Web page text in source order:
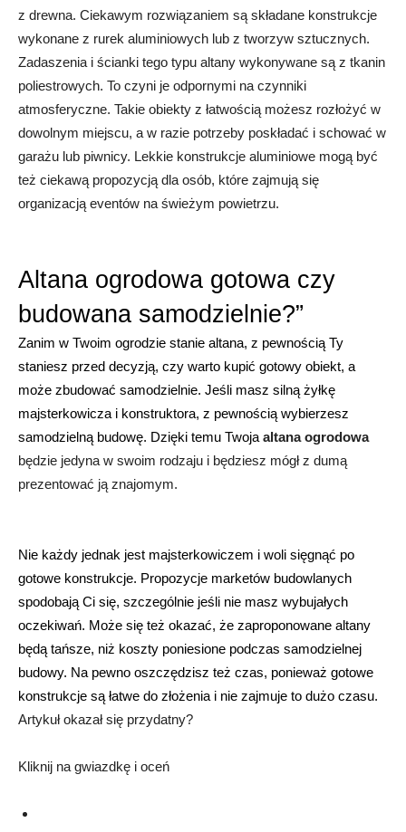
z drewna. Ciekawym rozwiązaniem są składane konstrukcje
wykonane z rurek aluminiowych lub z tworzyw sztucznych.
Zadaszenia i ścianki tego typu altany wykonywane są z tkanin
poliestrowych. To czyni je odpornymi na czynniki
atmosferyczne. Takie obiekty z łatwością możesz rozłożyć w
dowolnym miejscu, a w razie potrzeby poskładać i schować w
garażu lub piwnicy. Lekkie konstrukcje aluminiowe mogą być
też ciekawą propozycją dla osób, które zajmują się
organizacją eventów na świeżym powietrzu.
Altana ogrodowa gotowa czy
budowana samodzielnie?”
Zanim w Twoim ogrodzie stanie altana, z pewnością Ty
staniesz przed decyzją, czy warto kupić gotowy obiekt, a
może zbudować samodzielnie. Jeśli masz silną żyłkę
majsterkowicza i konstruktora, z pewnością wybierzesz
samodzielną budowę. Dzięki temu Twoja altana ogrodowa
będzie jedyna w swoim rodzaju i będziesz mógł z dumą
prezentować ją znajomym.
Nie każdy jednak jest majsterkowiczem i woli sięgnąć po
gotowe konstrukcje. Propozycje marketów budowlanych
spodobają Ci się, szczególnie jeśli nie masz wybujałych
oczekiwań. Może się też okazać, że zaproponowane altany
będą tańsze, niż koszty poniesione podczas samodzielnej
budowy. Na pewno oszczędzisz też czas, ponieważ gotowe
konstrukcje są łatwe do złożenia i nie zajmuje to dużo czasu.
Artykuł okazał się przydatny?
Kliknij na gwiazdkę i oceń